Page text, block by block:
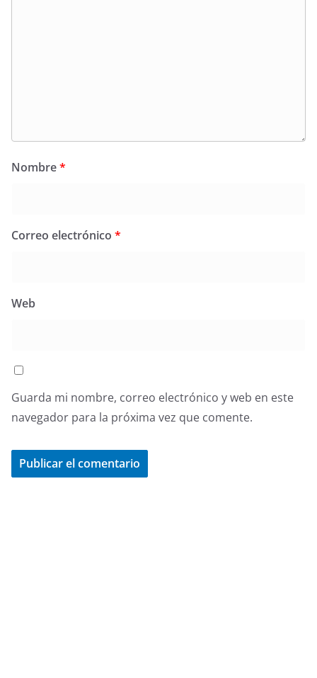
Nombre*
Correo electrónico *
Web
Guarda mi nombre, correo electrónico y web en este
navegador para la próxima vez que comente.